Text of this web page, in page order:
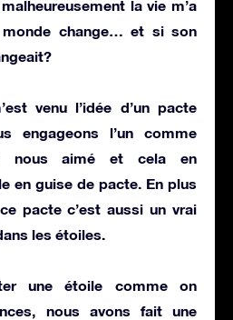
la vie m’a
change… et si son
venu l’idée d’un pacte
engageons l’un comme
nous aimé et cela en
en guise de pacte. En plus
pacte c’est aussi un vrai
les étoiles.
une étoile comme on
nous avons fait une